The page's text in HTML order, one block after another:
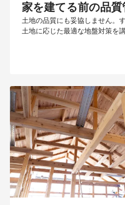
家を建てる前の品質
土地の品質にも妥協しません。
土地に応じた最適な地盤対策を